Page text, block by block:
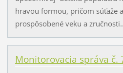
hravou formou, pričom súťaže
prospôsobené veku a
Monitorovacia správa č.